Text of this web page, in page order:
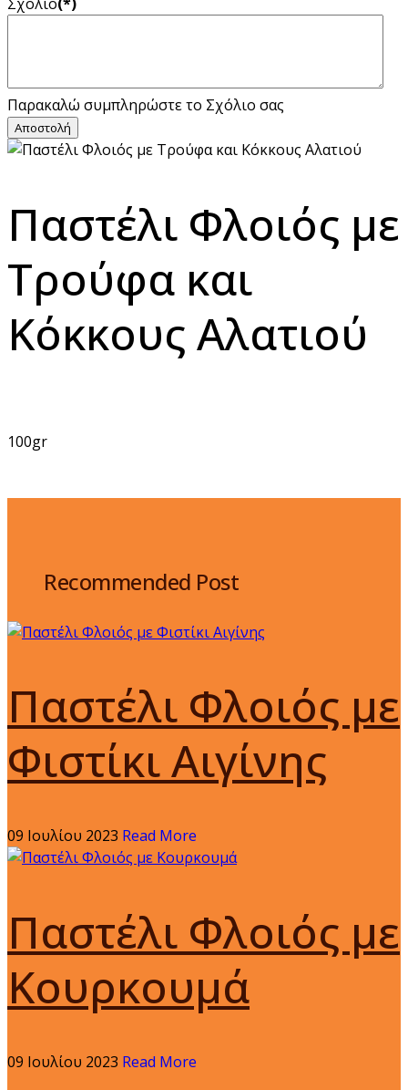
Παρακαλώ συμπληρώστε το Σχόλιο σας
Αποστολή
Παστέλι Φλοιός με
Τρούφα και
Κόκκους Αλατιού
100gr
Recommended Post
Παστέλι Φλοιός με
Φιστίκι Αιγίνης
09 Ιουλίου 2023 Read More
Παστέλι Φλοιός με
Κουρκουμά
09 Ιουλίου 2023 Read More